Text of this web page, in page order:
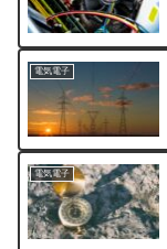
電気電子
電気電子